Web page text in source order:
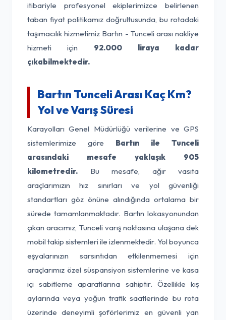
itibariyle profesyonel ekiplerimizce belirlenen
taban fiyat politikamız doğrultusunda, bu rotadaki
taşımacılık hizmetimiz Bartın - Tunceli arası nakliye
hizmeti için 92.000 liraya kadar
çıkabilmektedir.
Bartın Tunceli Arası Kaç Km?
Yol ve Varış Süresi
Karayolları Genel Müdürlüğü verilerine ve GPS
sistemlerimize göre Bartın ile Tunceli
arasındaki mesafe yaklaşık 905
kilometredir. Bu mesafe, ağır vasıta
araçlarımızın hız sınırları ve yol güvenliği
standartları göz önüne alındığında ortalama bir
sürede tamamlanmaktadır. Bartın lokasyonundan
çıkan aracımız, Tunceli varış noktasına ulaşana dek
mobil takip sistemleri ile izlenmektedir. Yol boyunca
eşyalarınızın sarsıntıdan etkilenmemesi için
araçlarımız özel süspansiyon sistemlerine ve kasa
içi sabitleme aparatlarına sahiptir. Özellikle kış
aylarında veya yoğun trafik saatlerinde bu rota
üzerinde deneyimli şoförlerimiz en güvenli yan